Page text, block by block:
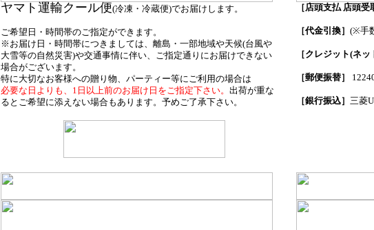
ヤマト運輸クール便(冷凍・冷蔵便)でお届けします。
ご希望日・時間帯のご指定ができます。
※お届け日・時間帯につきましては、離島・一部地域や天候(台風や
大雪等の自然災害)や交通事情に伴い、ご指定通りにお届けできない
場合がございます。
特に大切なお客様への贈り物、パーティー等にご利用の場合は
必要な日よりも、1日以上前のお届け日をご指定下さい。 出荷が重な
るとご希望に添えない場合もあります。予めご了承下さい。
［店頭支払 店頭受
商品受取
［代金引換］ (※手
［クレジット(ネッ
［郵便振替］
［銀行振込］ 三菱